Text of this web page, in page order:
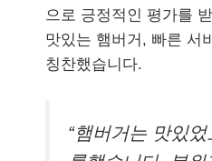
으로 긍정적인 평가를
맛있는 햄버거, 빠른 서
칭찬했습니다.
“햄버거는 맛있